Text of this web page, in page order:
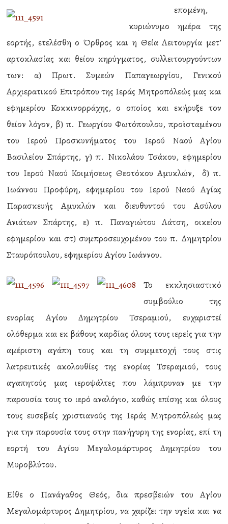
επομένη,
κυριώνυμο ημέρα της
εορτής, ετελέσθη ο Όρθρος και η Θεία Λειτουργία μετ’
αρτοκλασίας και θείου κηρύγματος, συλλειτουργούντων
των: α) Πρωτ. Συμεών Παπαγεωργίου, Γενικού
Αρχιερατικού Επιτρόπου της Ιεράς Μητροπόλεώς μας και
εφημερίου Κοκκινορράχης, ο οποίος και εκήρυξε τον
θείον λόγον, β) π. Γεωργίου Φωτόπουλου, προϊσταμένου
του Ιερού Προσκυνήματος του Ιερού Ναού Αγίου
Βασιλείου Σπάρτης, γ) π. Νικολάου Τσάκου, εφημερίου
του Ιερού Ναού Κοιμήσεως Θεοτόκου Αμυκλών, δ) π.
Ιωάννου Προφύρη, εφημερίου του Ιερού Ναού Αγίας
Παρασκευής Αμυκλών και διευθυντού του Ασύλου
Ανιάτων Σπάρτης, ε) π. Παναγιώτου Λάτση, οικείου
εφημερίου και στ) συμπροσευχομένου του π. Δημητρίου
Σταυρόπουλου, εφημερίου Αγίου Ιωάννου.
Το εκκλησιαστικό
συμβούλιο της
ενορίας Αγίου Δημητρίου Τσεραμιού, ευχαριστεί
ολόθερμα και εκ βάθους καρδίας όλους τους ιερείς για την
αμέριστη αγάπη τους και τη συμμετοχή τους στις
λατρευτικές ακολουθίες της ενορίας Τσεραμιού, τους
αγαπητούς μας ιεροψάλτες που λάμπρυναν με την
παρουσία τους το ιερό αναλόγιο, καθώς επίσης και όλους
τους ευσεβείς χριστιανούς της Ιεράς Μητροπόλεώς μας
για την παρουσία τους στην πανήγυρη της ενορίας, επί τη
εορτή του Αγίου Μεγαλομάρτυρος Δημητρίου του
Μυροβλύτου.
Είθε ο Πανάγαθος Θεός, δια πρεσβειών του Αγίου
Μεγαλομάρτυρος Δημητρίου, να χαρίζει την υγεία και να